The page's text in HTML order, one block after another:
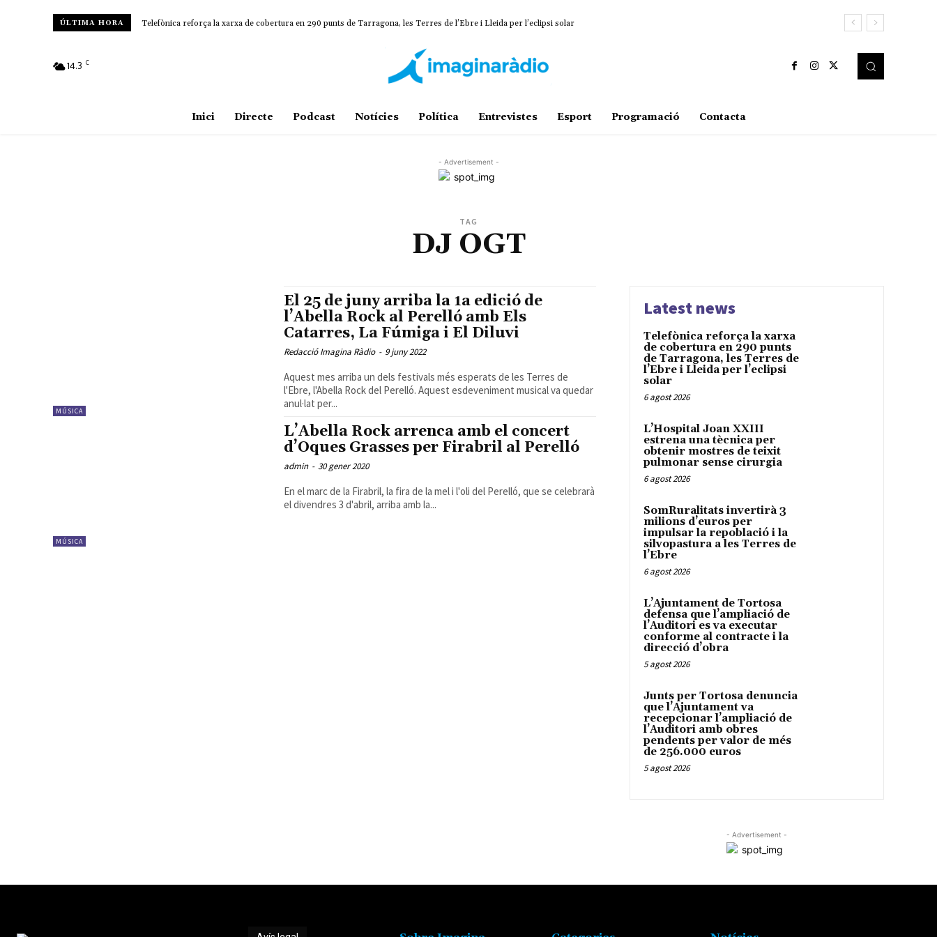
ÚLTIMA HORA Telefònica reforça la xarxa de cobertura en 290 punts de Tarragona, les Terres de l’Ebre i Lleida per l’eclipsi solar
14.3 C
Inici Directe Podcast Notícies Política Entrevistes Esport Programació Contacta
- Advertisement -
TAG
DJ OGT
MÚSICA
El 25 de juny arriba la 1a edició de
l’Abella Rock al Perelló amb Els
Catarres, La Fúmiga i El Diluvi
Redacció Imagina Ràdio - 9 juny 2022
Aquest mes arriba un dels festivals més esperats de les Terres de
l'Ebre, l'Abella Rock del Perelló. Aquest esdeveniment musical va quedar
anul·lat per...
MÚSICA
L’Abella Rock arrenca amb el concert
d’Oques Grasses per Firabril al Perelló
admin - 30 gener 2020
En el marc de la Firabril, la fira de la mel i l'oli del Perelló, que se celebrarà
el divendres 3 d'abril, arriba amb la...
Latest news
Telefònica reforça la xarxa
de cobertura en 290 punts
de Tarragona, les Terres de
l’Ebre i Lleida per l’eclipsi
solar
6 agost 2026
L’Hospital Joan XXIII
estrena una tècnica per
obtenir mostres de teixit
pulmonar sense cirurgia
6 agost 2026
SomRuralitats invertirà 3
milions d’euros per
impulsar la repoblació i la
silvopastura a les Terres de
l’Ebre
6 agost 2026
L’Ajuntament de Tortosa
defensa que l’ampliació de
l’Auditori es va executar
conforme al contracte i la
direcció d’obra
5 agost 2026
Junts per Tortosa denuncia
que l’Ajuntament va
recepcionar l’ampliació de
l’Auditori amb obres
pendents per valor de més
de 256.000 euros
5 agost 2026
- Advertisement -